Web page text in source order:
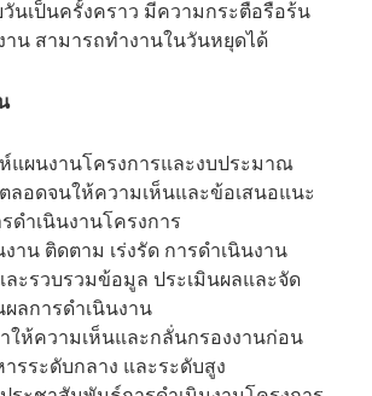
วันเป็นครั้งคราว มีความกระตือรือร้น
าน สามารถทำงานในวันหยุดได้
ห์แผนงานโครงการและงบประมาณ
ลอดจนให้ความเห็นและข้อเสนอแนะ
ดำเนินงานโครงการ
งาน ติดตาม เร่งรัด การดำเนินงาน
ละรวบรวมข้อมูล ประเมินผลและจัด
ผลการดำเนินงาน
ให้ความเห็นและกลั่นกรองงานก่อน
ารระดับกลาง และระดับสูง